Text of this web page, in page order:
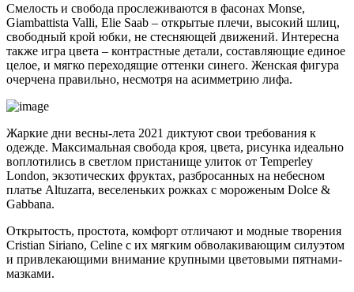
Смелость и свобода прослеживаются в фасонах Monse,
Giambattista Valli, Elie Saab – открытые плечи, высокий шлиц,
свободный крой юбки, не стесняющей движений. Интересна
также игра цвета – контрастные детали, составляющие единое
целое, и мягко переходящие оттенки синего. Женская фигура
очерчена правильно, несмотря на асимметрию лифа.
Жаркие дни весны-лета 2021 диктуют свои требования к
одежде. Максимальная свобода кроя, цвета, рисунка идеально
воплотились в светлом пристанище улиток от Temperley
London, экзотических фруктах, разбросанных на небесном
платье Altuzarra, веселеньких рожках с мороженым Dolce &
Gabbana.
Открытость, простота, комфорт отличают и модные творения
Cristian Siriano, Celine c их мягким обволакивающим силуэтом
и привлекающими внимание крупными цветовыми пятнами-
мазками.